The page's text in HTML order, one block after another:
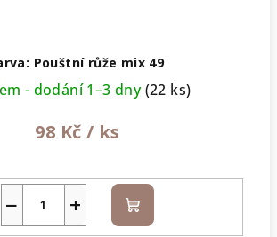
Pouštní růže mix 49
- dodání 1–3 dny(22 ks)
98 Kč / ks
+
− Do
košíku